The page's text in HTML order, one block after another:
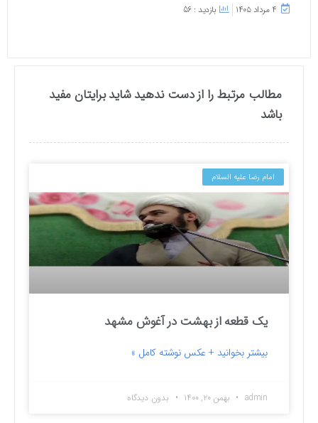
۴ مرداد ۱۴۰۵ بازدید : 56
مطالب مرتبط را از دست ندهید شاید برایتان مفید
باشد
امام رضا علیه السلام
یک قطعه از بهشت در آغوش مشهد
بیشتر بخوانید + عکس نوشته کامل »
admin بهمن ۲۰, ۱۴۰۰ بدون دیدگاه